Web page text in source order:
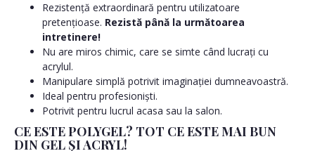
Rezistență extraordinară pentru utilizatoare
pretențioase. Rezistă până la următoarea
intretinere!
Nu are miros chimic, care se simte când lucrați cu
acrylul.
Manipulare simplă potrivit imaginației dumneavoastră.
Ideal pentru profesioniști.
Potrivit pentru lucrul acasa sau la salon.
CE ESTE POLYGEL? TOT CE ESTE MAI BUN
DIN GEL ȘI ACRYL!